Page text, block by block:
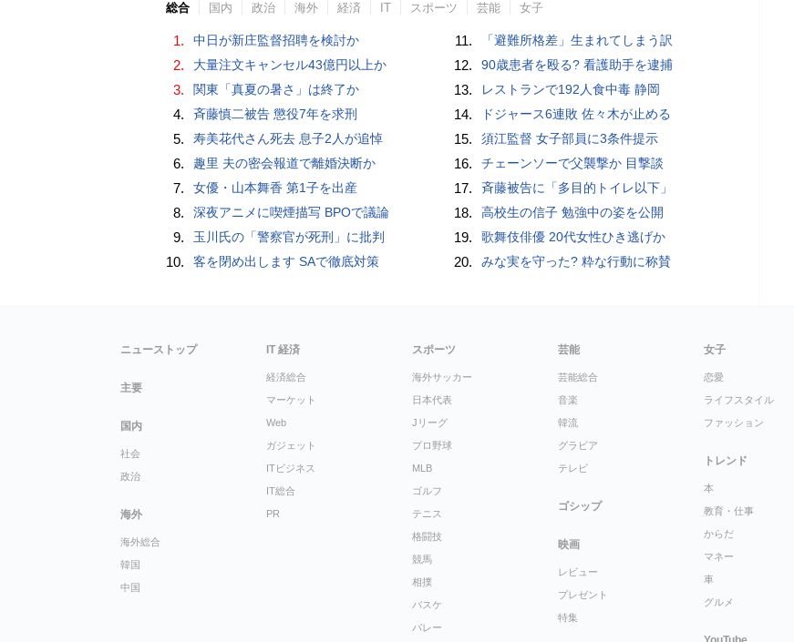
総合 国内 政治 海外 経済 IT スポーツ 芸能 女子
1. 中日が新庄監督招聘を検討か
2. 大量注文キャンセル43億円以上か
3. 関東「真夏の暑さ」は終了か
4. 斉藤慎二被告 懲役7年を求刑
5. 寿美花代さん死去 息子2人が追悼
6. 趣里 夫の密会報道で離婚決断か
7. 女優・山本舞香 第1子を出産
8. 深夜アニメに喫煙描写 BPOで議論
9. 玉川氏の「警察官が死刑」に批判
10. 客を閉め出します SAで徹底対策
11. 「避難所格差」生まれてしまう訳
12. 90歳患者を殴る? 看護助手を逮捕
13. レストランで192人食中毒 静岡
14. ドジャース6連敗 佐々木が止める
15. 須江監督 女子部員に3条件提示
16. チェーンソーで父襲撃か 目撃談
17. 斉藤被告に「多目的トイレ以下」
18. 高校生の信子 勉強中の姿を公開
19. 歌舞伎俳優 20代女性ひき逃げか
20. みな実を守った? 粋な行動に称賛
ニューストップ
主要
国内
社会
政治
海外
海外総合
韓国
中国
IT 経済
経済総合
マーケット
Web
ガジェット
ITビジネス
IT総合
PR
スポーツ
海外サッカー
日本代表
Jリーグ
プロ野球
MLB
ゴルフ
テニス
格闘技
競馬
相撲
バスケ
バレー
芸能
芸能総合
音楽
韓流
グラビア
テレビ
ゴシップ
映画
レビュー
プレゼント
特集
女子
恋愛
ライフスタイル
ファッション
トレンド
本
教育・仕事
からだ
マネー
車
グルメ